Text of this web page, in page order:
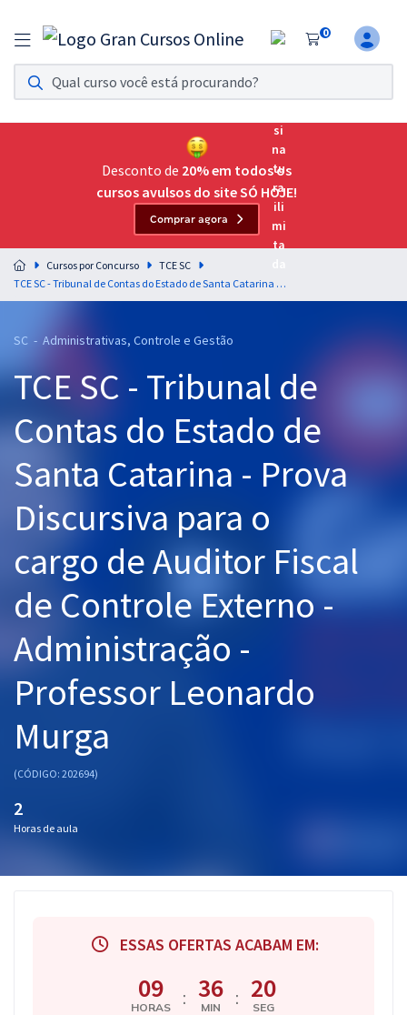
0
Assinatura Ilimitada 11
Acesso a todos os cursos. Teste grátis por 7 dias!
Assinatura OAB Até Passar
Acesso ilimitado a toda preparação para o Exame da
Residências Multiprofissionais
Preparação completa e intensiva para as principais
residências em saúde do Brasil
Cursos 20% OFF
Pós
Graduação
OAB
Questões grátis
Aprovados
Atendimento
Desconto de 20% em todos os
cursos avulsos do site SÓ HOJE!
Comprar agora
Cursos por Concurso
TCE SC
TCE SC - Tribunal de Contas do Estado de Santa Catarina - Prova Discursiva para o cargo de Auditor Fiscal de Controle Externo - Administração - Professor Leonardo Murga
SC - Administrativas, Controle e Gestão
TCE SC - Tribunal de
Contas do Estado de
Santa Catarina - Prova
Discursiva para o
cargo de Auditor Fiscal
de Controle Externo -
Administração -
Professor Leonardo
Murga
(CÓDIGO: 202694)
2
Horas de aula
ESSAS OFERTAS ACABAM EM:
09
HORAS : 36
MIN : 19
SEG